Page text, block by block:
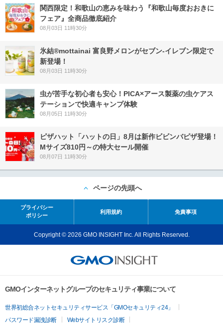
関西限定！和歌山の恵みを味わう『和歌山毎度おおきに
フェア』全商品徹底紹介
08月03日 11時30分
氷結®mottainai 富良野メロンがセブン‐イレブン限定で
新登場！
08月03日 11時30分
虫が苦手な初心者も安心！PICA×アース製薬の虫ケアス
テーションで快適キャンプ体験
08月05日 11時30分
ピザハット「ハットの日」8月は新作ビビンバピザ登場！
Mサイズ810円～の特大セール開催
08月07日 11時30分
ページの先頭へ
プライバシー
ポリシー
利用規約 免責事項
Copyright © 2026 GMO INSIGHT Inc. All Rights Reserved.
GMOインターネットグループのセキュリティ事業について
世界初総合ネットセキュリティサービス「GMOセキュリティ24」
パスワード漏洩診断
Webサイトリスク診断